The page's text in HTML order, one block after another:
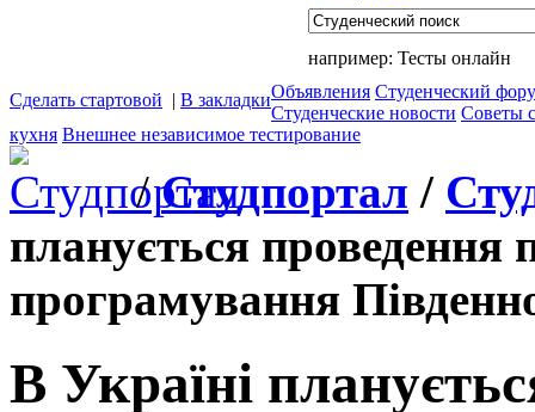
например: Тесты онлайн
Сделать стартовой | В закладкиОбъявления Студенческий
Студенческие новости Советы
кухня Внешнее независимое тестирование
/Студпортал /
планується проведення
програмування
В Україні